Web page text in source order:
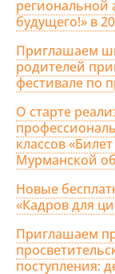
региональной
будущего!» в
Приглашаем
родителей
фестивале по
О старте
классов
Мурманской
Новые
«Кадров для
Приглашаем
поступления: